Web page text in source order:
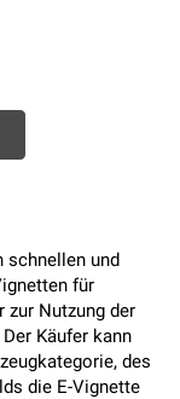
schnellen und
für
zur Nutzung der
Käufer kann
des
die E-Vignette